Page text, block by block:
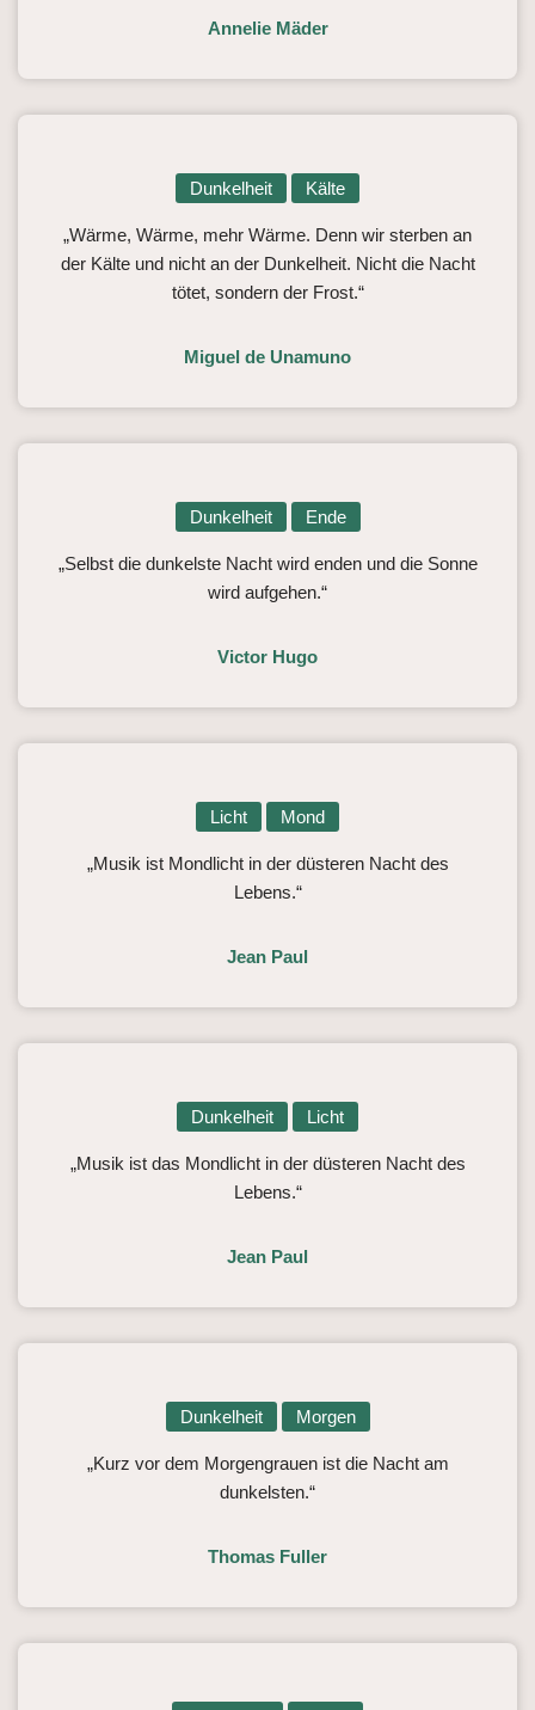
Annelie Mäder
Dunkelheit Kälte
„Wärme, Wärme, mehr Wärme. Denn wir sterben an
der Kälte und nicht an der Dunkelheit. Nicht die Nacht
tötet, sondern der Frost.“
Miguel de Unamuno
Dunkelheit Ende
„Selbst die dunkelste Nacht wird enden und die Sonne
wird aufgehen.“
Victor Hugo
Licht Mond
„Musik ist Mondlicht in der düsteren Nacht des
Lebens.“
Jean Paul
Dunkelheit Licht
„Musik ist das Mondlicht in der düsteren Nacht des
Lebens.“
Jean Paul
Dunkelheit Morgen
„Kurz vor dem Morgengrauen ist die Nacht am
dunkelsten.“
Thomas Fuller